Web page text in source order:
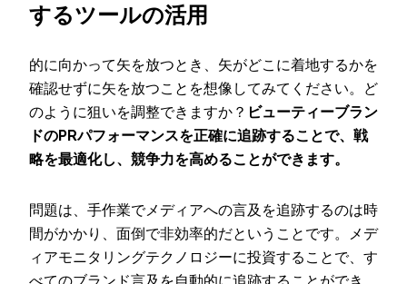
するツールの活用
的に向かって矢を放つとき、矢がどこに着地するかを
確認せずに矢を放つことを想像してみてください。ど
のように狙いを調整できますか？ ビューティーブラン
ドのPRパフォーマンスを正確に追跡することで、戦
略を最適化し、競争力を高めることができます。
問題は、手作業でメディアへの言及を追跡するのは時
間がかかり、面倒で非効率的だということです。メデ
ィアモニタリングテクノロジーに投資することで、す